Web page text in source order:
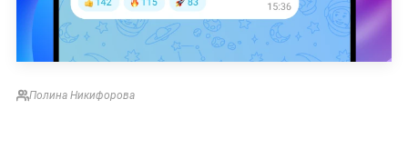
Полина Никифорова